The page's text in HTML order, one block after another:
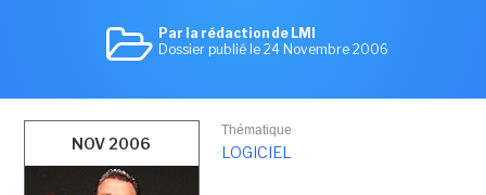
Par la rédaction de LMI
Dossier publié le 24 Novembre 2006
NOV 2006
Thématique
LOGICIEL